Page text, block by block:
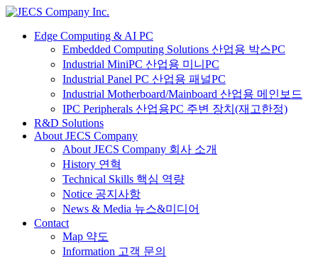
Edge Computing & AI PC
Embedded Computing Solutions 산업용 박스PC
Industrial MiniPC 산업용 미니PC
Industrial Panel PC 산업용 패널PC
Industrial Motherboard/Mainboard 산업용 메인보드
IPC Peripherals 산업용PC 주변 장치(재고한정)
R&D Solutions
About JECS Company
About JECS Company 회사 소개
History 연혁
Technical Skills 핵심 역량
Notice 공지사항
News & Media 뉴스&미디어
Contact
Map 약도
Information 고객 문의